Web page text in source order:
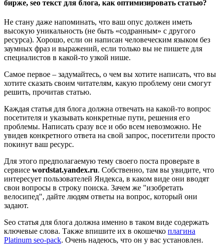
бирже, seo текст для блога, как оптимизировать статью?
Не стану даже напоминать, что ваш опус должен иметь
высокую уникальность (не быть «содранным» с другого
ресурса). Хорошо, если он написан человеческим языком без
заумных фраз и выражений, если только вы не пишете для
специалистов в какой-то узкой нише.
Самое первое – задумайтесь, о чем вы хотите написать, что вы
хотите сказать своим читателям, какую проблему они смогут
решить, прочитав статью.
Каждая статья для блога должна отвечать на какой-то вопрос
посетителя и указывать конкретные пути, решения его
проблемы. Написать сразу все и обо всем невозможно. Не
увидев конкретного ответа на свой запрос, посетители просто
покинут ваш ресурс.
Для этого предполагаемую тему своего поста проверьте в
сервисе wordstat.yandex.ru. Собственно, там вы увидите, что
интересует пользователей Яндекса, в каком виде они вводят
свои вопросы в строку поиска. Зачем же "изобретать
велосипед", дайте людям ответы на вопрос, который они
задают.
Seo статья для блога должна именно в таком виде содержать
ключевые слова. Также впишите их в окошечко плагина
Platinum seo-pack. Очень надеюсь, что он у вас установлен.